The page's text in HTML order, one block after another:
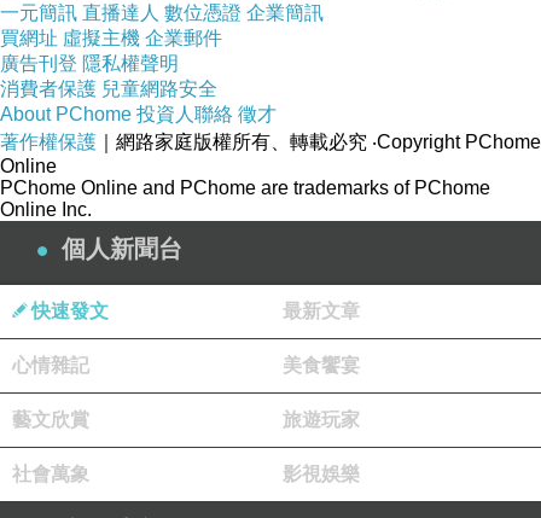
月桃葉子 可以 包粿 ，有一股特別的香味 ， 粿
多了一個香味。
一元簡訊 直播達人 數位憑證 企業簡訊
買網址 虛擬主機 企業郵件
廣告刊登 隱私權聲明
消費者保護 兒童網路安全
About PChome 投資人聯絡 徵才
著作權保護 ｜網路家庭版權所有、轉載必究 ‧Copyright PChome
Online
PChome Online and PChome are trademarks of PChome
Online Inc.
個人新聞台
快速發文 最新文章
心情雜記 美食饗宴
藝文欣賞 旅遊玩家
社會萬象 影視娛樂